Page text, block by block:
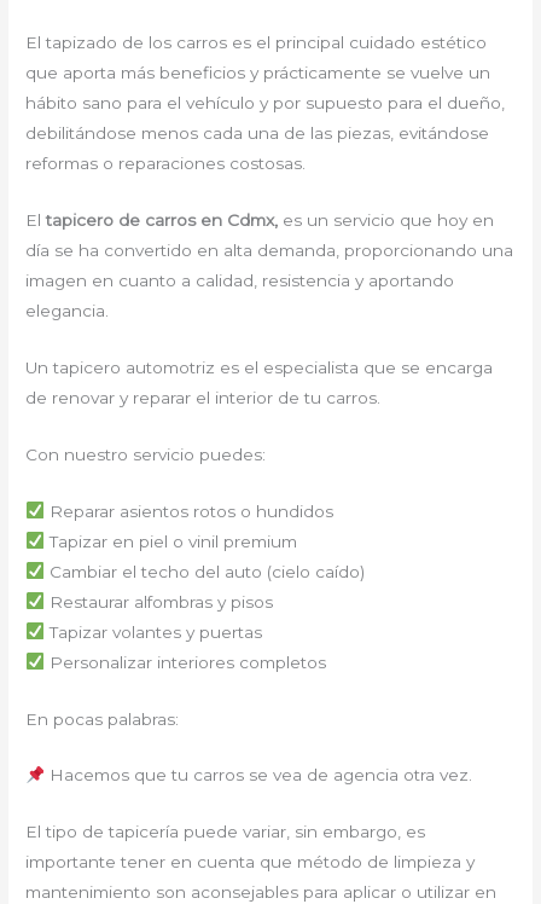
El tapizado de los carros es el principal cuidado estético
que aporta más beneficios y prácticamente se vuelve un
hábito sano para el vehículo y por supuesto para el dueño,
debilitándose menos cada una de las piezas, evitándose
reformas o reparaciones costosas.
El tapicero de carros en Cdmx, es un servicio que hoy en
día se ha convertido en alta demanda, proporcionando una
imagen en cuanto a calidad, resistencia y aportando
elegancia.
Un tapicero automotriz es el especialista que se encarga
de renovar y reparar el interior de tu carros.
Con nuestro servicio puedes:
Reparar asientos rotos o hundidos
Tapizar en piel o vinil premium
Cambiar el techo del auto (cielo caído)
Restaurar alfombras y pisos
Tapizar volantes y puertas
Personalizar interiores completos
En pocas palabras:
Hacemos que tu carros se vea de agencia otra vez.
El tipo de tapicería puede variar, sin embargo, es
importante tener en cuenta que método de limpieza y
mantenimiento son aconsejables para aplicar o utilizar en